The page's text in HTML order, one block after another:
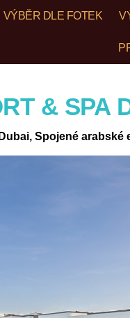
VÝBĚR DLE FOTEK
& SPA
Spojené arabské